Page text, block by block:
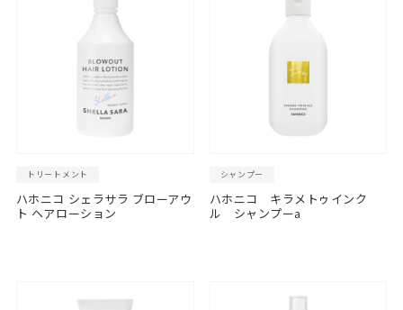
トリートメント
ハホニコ シェラサラ ブローアウ
ト ヘアローション
シャンプー
ハホニコ キラメトゥインク
ル シャンプーa